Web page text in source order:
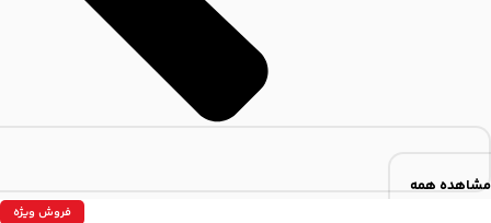
مشاهده همه
فروش ویژه